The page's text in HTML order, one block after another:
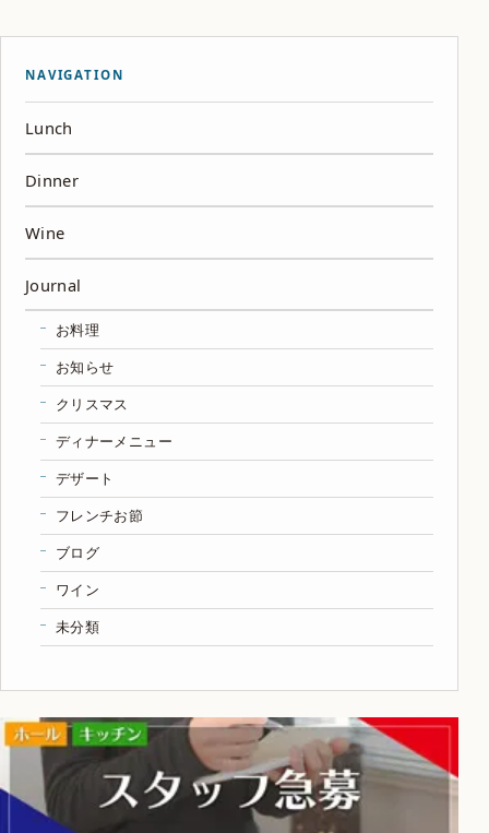
NAVIGATION
Lunch
Dinner
Wine
Journal
お料理
お知らせ
クリスマス
ディナーメニュー
デザート
フレンチお節
ブログ
ワイン
未分類